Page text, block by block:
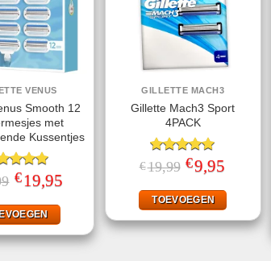
VENUS
Smooth 12
met
Kussentjes
uit 5
Oorspronkelijke
prijs
€39,99.
€ 19,95prijs
GILLETTE MACH3
Gillette Mach3 Sport
4PACK
Gewaardeerd
5.00 uit 5
€19,99 Oorspronkelijke
prijs
€19,99.
€9,95
€9,95.
TOEVOEGEN